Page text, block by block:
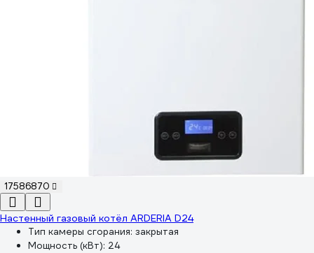
17586870
Настенный газовый котёл ARDERIA D24
Тип камеры сгорания: закрытая
Мощность (кВт): 24